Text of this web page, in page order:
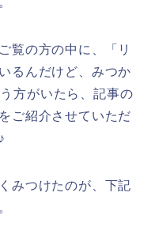
覧の方の中に、「リ
るんだけど、みつか
方がいたら、記事の
ご紹介させていただ
みつけたのが、下記